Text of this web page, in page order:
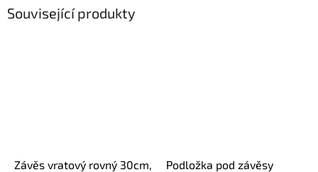
Související produkty
Závěs vratový rovný 30cm,
Podložka pod závěsy